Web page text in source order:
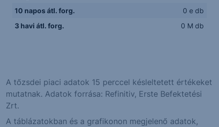
10 napos átl. forg.
0 e db
3 havi átl. forg.
0 M db
A tőzsdei piaci adatok 15 perccel késleltetett értékeket
mutatnak. Adatok forrása: Refinitiv, Erste Befektetési
Zrt.
A táblázatokban és a grafikonon megjelenő adatok,